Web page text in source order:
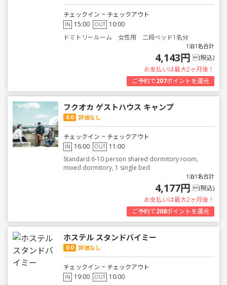
チェックイン ~ チェックアウト
IN 15:00 OUT 10:00
ドミトリールーム 女性用 二段ベッド1名分
1泊1名合計
4,143円 (税込)
お支払いは最大2ヶ月後！
ご予約で207ポイントを還元
フクオカ ゲストハウス キャンプ
0.0 評価なし
チェックイン ~ チェックアウト
IN 16:00 OUT 11:00
Standard 6-10 person shared dormitory room,
mixed dormitory, 1 single bed
1泊1名合計
4,177円 (税込)
お支払いは最大2ヶ月後！
ご予約で208ポイントを還元
ホステル スタンドバイミー
0.0 評価なし
チェックイン ~ チェックアウト
IN 19:00 OUT 10:00